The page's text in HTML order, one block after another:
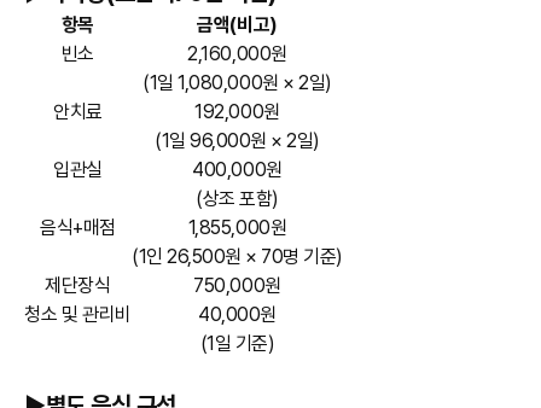
항목
금액(비고)
빈소
2,160,000원
(1일 1,080,000원 × 2일)
안치료
192,000원
(1일 96,000원 × 2일)
입관실
400,000원
(상조 포함)
음식+매점
1,855,000원
(1인 26,500원 × 70명 기준)
제단장식
750,000원
청소 및 관리비
40,000원
(1일 기준)